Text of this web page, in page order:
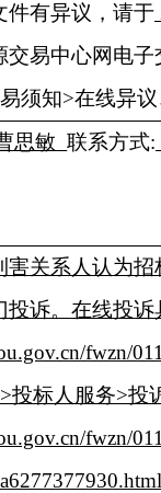
件有异议，请于
交易中心网电
须知>在线异
思敏 联系方式:
害关系人认为
投诉。在线投
fwzn/
投标人服务>投
fwzn/